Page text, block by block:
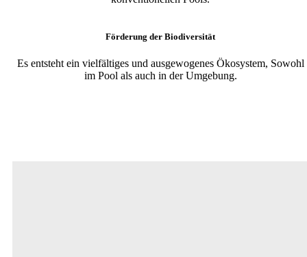
Förderung der Biodiversität
Es entsteht ein vielfältiges und ausgewogenes Ökosystem, Sowohl
im Pool als auch in der Umgebung.